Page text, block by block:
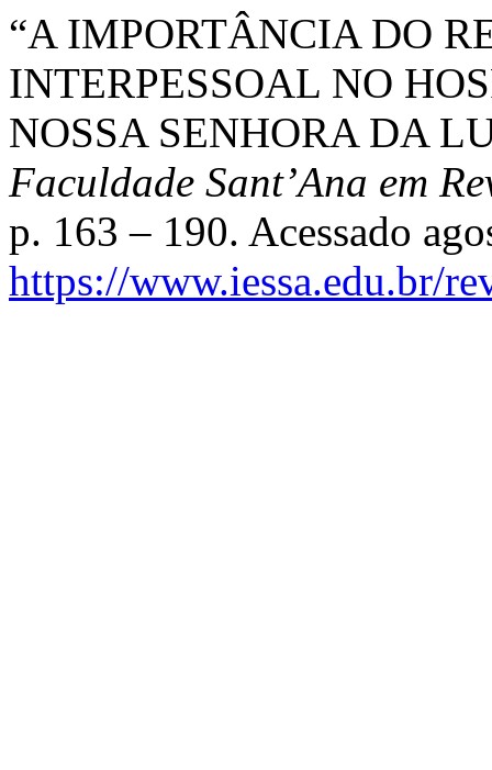
“A IMPORTÂNCIA DO
INTERPESSOAL NO
NOSSA SENHORA DA
Faculdade Sant’Ana em
p. 163 – 190. Acessado
https://www.iessa.edu.br/